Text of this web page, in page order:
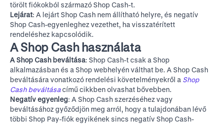
törölt fiókokból származó Shop Cash-t.
Lejárat: A lejárt Shop Cash nem állítható helyre, és negatív
Shop Cash-egyenleghez vezethet, ha visszatérített
rendeléshez kapcsolódik.
A Shop Cash használata
A Shop Cash beváltása: Shop Cash-t csak a Shop
alkalmazásban és a Shop webhelyénválthat be. A Shop Cash
beváltására vonatkozó rendelési követelményekről a Shop
Cash beváltásacímű cikkben olvashat bővebben.
Negatív egyenleg: A Shop Cash szerzéséhez vagy
beváltásához győződjön meg arról, hogy a tulajdonában lévő
többi Shop Pay-fiók egyikének sincs negatív Shop Cash-